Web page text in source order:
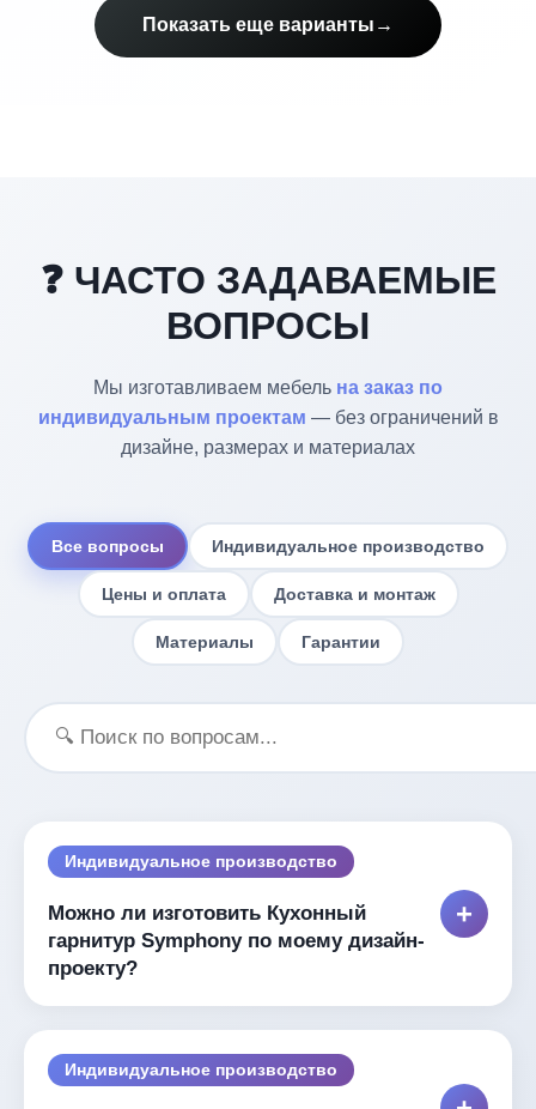
Показать еще варианты →
❓ ЧАСТО ЗАДАВАЕМЫЕ
ВОПРОСЫ
Мы изготавливаем мебель на заказ по
индивидуальным проектам — без ограничений в
дизайне, размерах и материалах
Все вопросы Индивидуальное производство
Цены и оплата Доставка и монтаж
Материалы Гарантии
Индивидуальное производство
Можно ли изготовить Кухонный
гарнитур Symphony по моему дизайн-
проекту?
+
дизайн-проектам— вашим или нашим. Каждое
изделие производитсяиндивидуально под заказ,
Индивидуальное производство